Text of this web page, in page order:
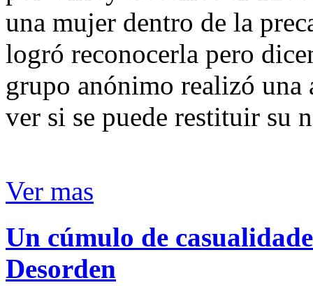
una mujer dentro de la
logró reconocerla pero
grupo anónimo realizó
ver si se puede restituir su
Ver mas
Un cúmulo de
Desorden